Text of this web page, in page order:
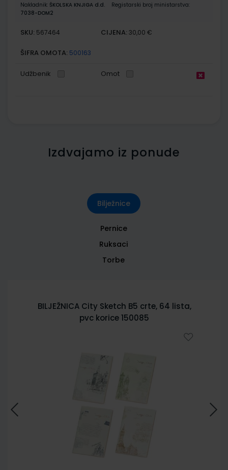
Nakladnik: ŠKOLSKA KNJIGA d.d.
Registarski broj ministarstva:
7038-DOM2
SKU: 567464 CIJENA: 30,00 €
ŠIFRA OMOTA: 500163
Udžbenik Omot
Izdvajamo iz ponude
Bilježnice
Pernice
Ruksaci
Torbe
BILJEŽNICA City Sketch B5 crte, 64 lista,
pvc korice 150085